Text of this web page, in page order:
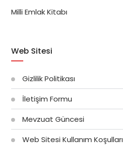
Milli Emlak Kitabı
Web Sitesi
Gizlilik Politikası
İletişim Formu
Mevzuat Güncesi
Web Sitesi Kullanım Koşulları